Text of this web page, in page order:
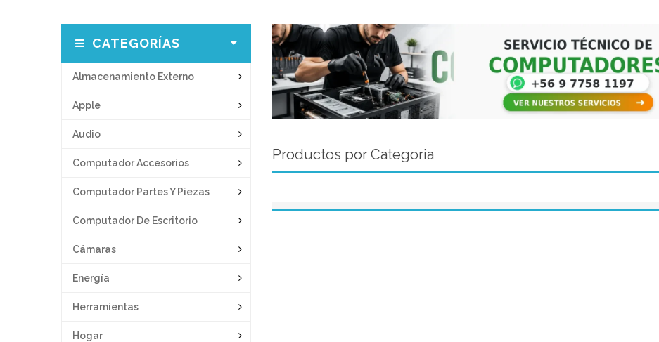
CATEGORÍAS
Almacenamiento Externo
Apple
Audio
Computador Accesorios
Computador Partes Y Piezas
Computador De Escritorio
Cámaras
Energía
Herramientas
Hogar
Productos por Categoria